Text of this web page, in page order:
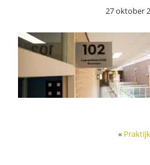
27 oktober
« Praktijk